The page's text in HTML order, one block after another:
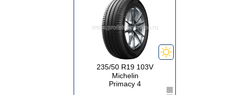
235/50 R19 103V
Michelin
Primacy 4